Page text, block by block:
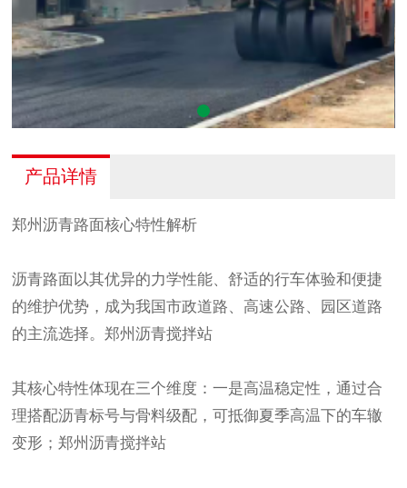
产品详情
郑州沥青路面核心特性解析
沥青路面以其优异的力学性能、舒适的行车体验和便捷
的维护优势，成为我国市政道路、高速公路、园区道路
的主流选择。郑州沥青搅拌站
其核心特性体现在三个维度：一是高温稳定性，通过合
理搭配沥青标号与骨料级配，可抵御夏季高温下的车辙
变形；郑州沥青搅拌站